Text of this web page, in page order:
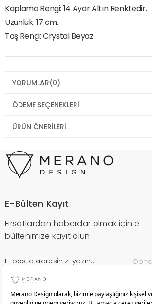
Kaplama Rengi: 14 Ayar Altın Renktedir.
Uzunluk: 17 cm.
Taş Rengi: Crystal Beyaz
YORUMLAR(0)
ÖDEME SEÇENEKLERI
ÜRÜN ÖNERILERI
E-Bülten Kayıt
Fırsatlardan haberdar olmak için e-
bültenimize kayıt olun.
Kurumsal